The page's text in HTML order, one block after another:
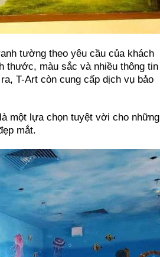
tường theo yêu cầu của khách
thước, màu sắc và nhiều thông tin
T-Art còn cung cấp dịch vụ bảo
một lựa chọn tuyệt vời cho những
mắt.